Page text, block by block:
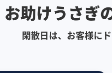
お助けうさぎ
閑散日は、お客様に